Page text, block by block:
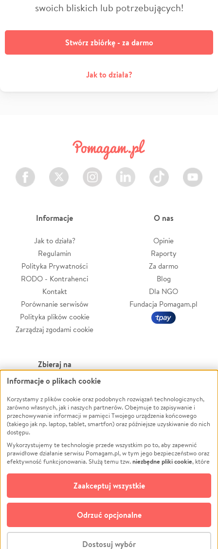
swoich bliskich lub potrzebujących!
Stwórz zbiórkę - za darmo
Jak to działa?
Facebook Twitter Instagram LinkedIn TikTok Youtube
Informacje
Jak to działa?
Regulamin
Polityka Prywatności
RODO - Kontrahenci
Kontakt
Porównanie serwisów
Polityka plików cookie
Zarządzaj zgodami cookie
O nas
Opinie
Raporty
Za darmo
Blog
Dla NGO
Fundacja Pomagam.pl
Zbieraj na
Leczenie
Zwierzęta
Pożar
Ukraina
Pomoc Finansowa
Projekty
Pogrzeb
Społeczność lokalna
Kultura
Powódź
Wichura
NGO
Edukacja
Podróż
Impreza
Ochrona środowiska
Biznes
© CROWDING SP. Z O.O.
Informacje o plikach cookie
Korzystamy z plików cookie oraz podobnych rozwiązań technologicznych,
zarówno własnych, jak i naszych partnerów. Obejmuje to zapisywanie i
przechowywanie informacji w pamięci Twojego urządzenia końcowego
(takiego jak np. laptop, tablet, smartfon) oraz późniejsze uzyskiwanie do nich
dostępu.
Wykorzystujemy te technologie przede wszystkim po to, aby zapewnić
prawidłowe działanie serwisu Pomagam.pl, w tym jego bezpieczeństwo oraz
efektywność funkcjonowania. Służą temu tzw.niezbędne pliki cookie, które
opcjonalnych plików cookie
technologii do celów analitycznych i retargetingowych. Możesz wyrazić
zgodę na ich stosowanie lub jej odmówić. W dowolnym momencie masz
możliwość zmiany swoich preferencji na stronie „Zarządzaj zgodami cookie”,
do której link znajdziesz w stopce serwisu Pomagam.pl. Opcjonalne pliki
cookie wykorzystywane są w następujących celach:
działanie serwisu Pomagam.pl. Dzięki nim możemy zrozumieć, jak
Dostosuj wybór
Odrzuć opcjonalne
Zaakceptuj wszystkie